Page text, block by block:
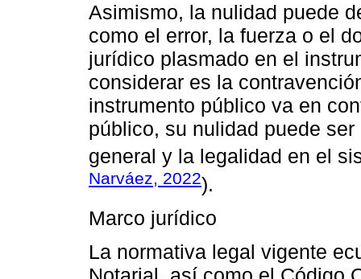
Asimismo, la nulidad puede
como el error, la fuerza o el
jurídico plasmado en el
considerar es la
instrumento público va en
público, su nulidad puede
general y la legalidad en el
Narváez, 2022).
Marco jurídico
La normativa legal vigente